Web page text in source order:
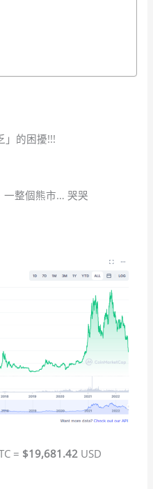
」的困擾!!!
一整個熊市… 哭哭
= $19,681.42 USD